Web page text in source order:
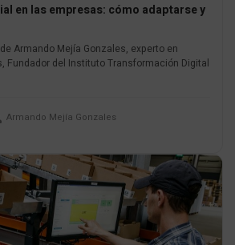
en las empresas: cómo adaptarse y
Armando Mejía Gonzales, experto en
Fundador del Instituto Transformación Digital
Armando Mejía Gonzales